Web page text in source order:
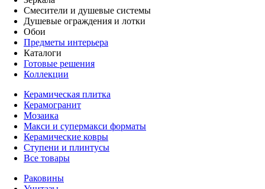
Смесители и душевые системы
Душевые ограждения и лотки
Обои
Предметы интерьера
Каталоги
Готовые решения
Коллекции
Керамическая плитка
Керамогранит
Мозаика
Макси и супермакси форматы
Керамические ковры
Ступени и плинтусы
Все товары
Раковины